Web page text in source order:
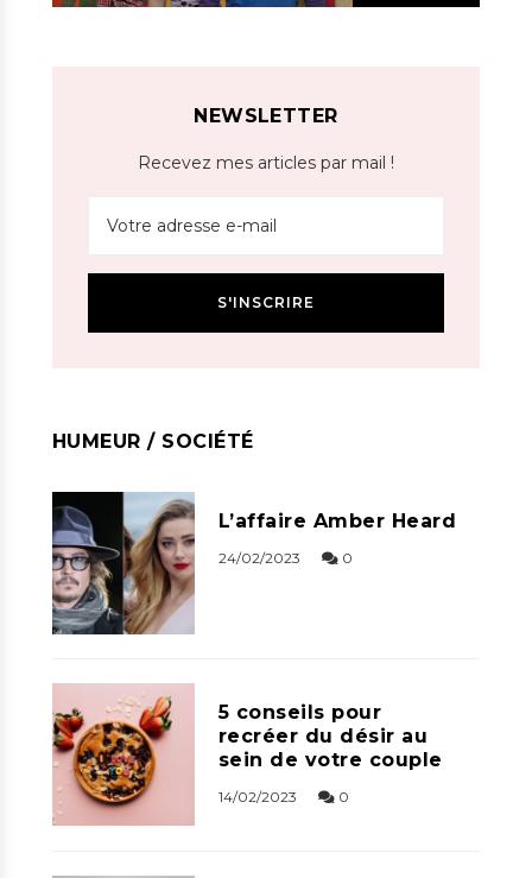
NEWSLETTER
Recevez mes articles par mail !
HUMEUR / SOCIÉTÉ
L’affaire Amber Heard
24/02/2023 0
5 conseils pour
recréer du désir au
sein de votre couple
14/02/2023 0